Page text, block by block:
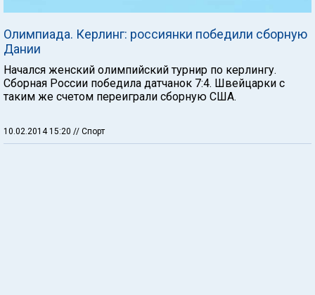
Олимпиада. Керлинг: россиянки победили сборную
Дании
Начался женский олимпийский турнир по керлингу.
Сборная России победила датчанок 7:4. Швейцарки с
таким же счетом переиграли сборную США.
10.02.2014 15:20 // Спорт